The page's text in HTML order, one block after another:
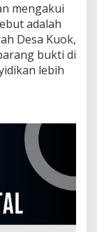
mengakui
adalah
Desa Kuok,
bukti di
lebih